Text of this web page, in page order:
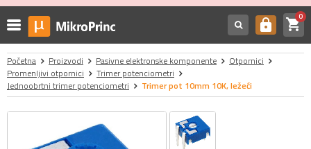
https shopping_cart0
Početna Proizvodi Pasivne elektronske komponente
Otpornici
Promenljivi otpornici
Trimer potenciometri
Jednoobrtni trimer potenciometri
Trimer pot 10mm 10K, ležeći